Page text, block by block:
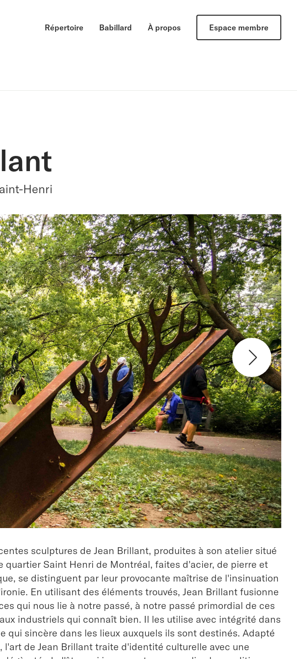
Répertoire Babillard À propos Espace membre
Henri
sculptures de Jean Brillant, produites à son atelier situé
quartier Saint Henri de Montréal, faites d'acier, de pierre et
se distinguent par leur provocante maîtrise de l'insinuation
En utilisant des éléments trouvés, Jean Brillant fusionne
qui nous lie à notre passé, à notre passé primordial de ces
industriels qui connaît bien. Il les utilise avec intégrité dans
qui sincère dans les lieux auxquels ils sont destinés. Adapté
l'art de Jean Brillant traite d'identité culturelle avec une